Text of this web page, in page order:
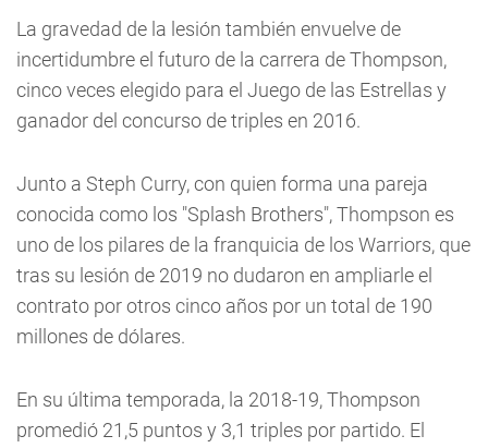
La gravedad de la lesión también envuelve de
incertidumbre el futuro de la carrera de Thompson,
cinco veces elegido para el Juego de las Estrellas y
ganador del concurso de triples en 2016.
Junto a Steph Curry, con quien forma una pareja
conocida como los "Splash Brothers", Thompson es
uno de los pilares de la franquicia de los Warriors, que
tras su lesión de 2019 no dudaron en ampliarle el
contrato por otros cinco años por un total de 190
millones de dólares.
En su última temporada, la 2018-19, Thompson
promedió 21,5 puntos y 3,1 triples por partido. El